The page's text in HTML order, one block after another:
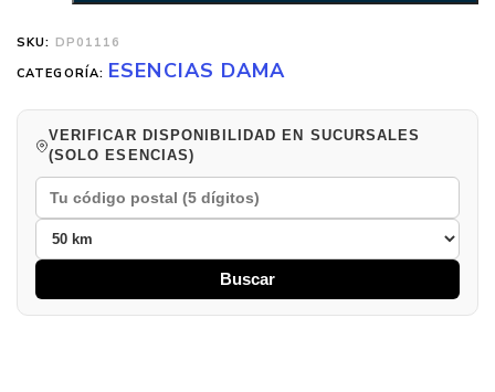
SKU: DP01116
CATEGORÍA: ESENCIAS DAMA
VERIFICAR DISPONIBILIDAD EN SUCURSALES
(SOLO ESENCIAS)
Buscar